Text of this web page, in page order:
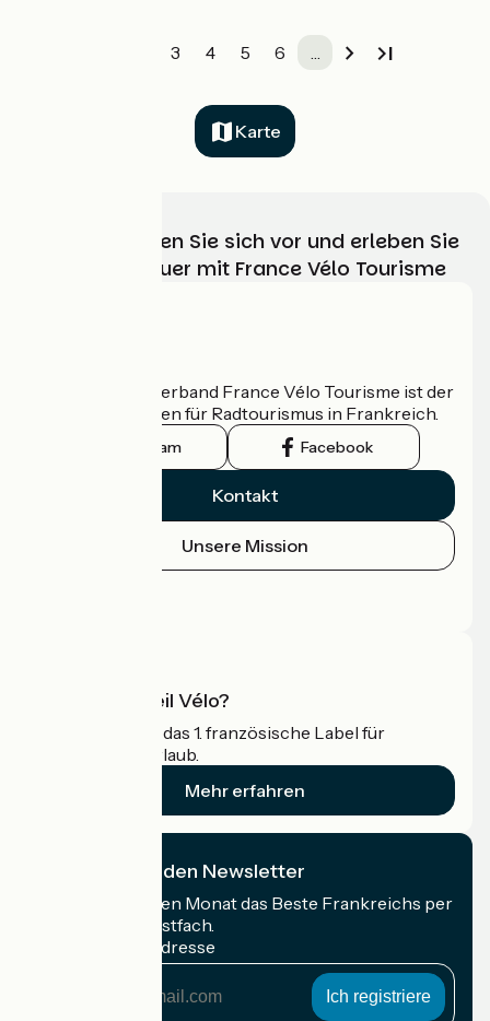
3 4 5 6 …
Karte
Wählen, bereiten Sie sich vor und erleben Sie
Ihr Radabenteuer mit France Vélo Tourisme
Der nationale Verband France Vélo Tourisme ist der
offizielle Leitfaden für Radtourismus in Frankreich.
Instagram Facebook
Kontakt
Unsere Mission
Was ist Accueil Vélo?
Accueil Vélo ist das 1. französische Label für
Radfahrer im Urlaub.
Mehr erfahren
Ich abonniere den Newsletter
Erhalten Sie jeden Monat das Beste Frankreichs per
Rad in Ihrem Postfach.
Meine E-Mail-Adresse